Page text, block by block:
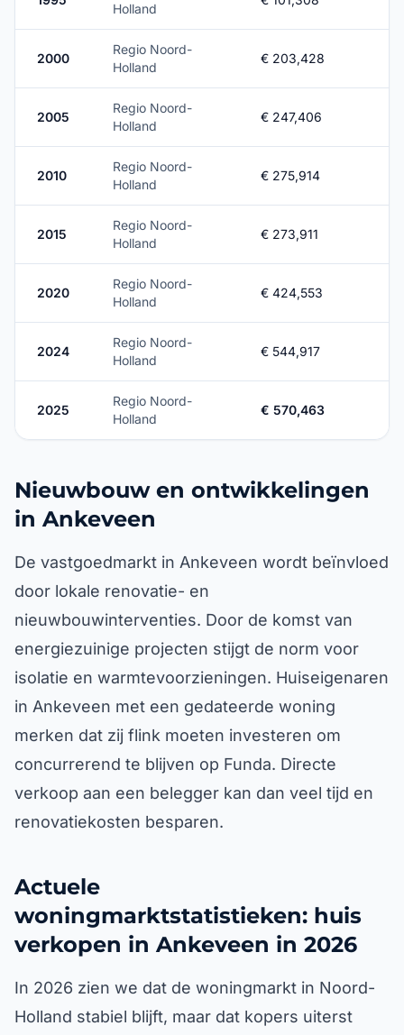
Holland
2000
Regio Noord-
Holland
€ 203,428
2005
Regio Noord-
Holland
€ 247,406
2010
Regio Noord-
Holland
€ 275,914
2015
Regio Noord-
Holland
€ 273,911
2020
Regio Noord-
Holland
€ 424,553
2024
Regio Noord-
Holland
€ 544,917
2025
Regio Noord-
Holland
€ 570,463
Nieuwbouw en ontwikkelingen
in Ankeveen
De vastgoedmarkt in Ankeveen wordt beïnvloed
door lokale renovatie- en
nieuwbouwinterventies. Door de komst van
energiezuinige projecten stijgt de norm voor
isolatie en warmtevoorzieningen. Huiseigenaren
in Ankeveen met een gedateerde woning
merken dat zij flink moeten investeren om
concurrerend te blijven op Funda. Directe
verkoop aan een belegger kan dan veel tijd en
renovatiekosten besparen.
Actuele
woningmarktstatistieken: huis
verkopen in Ankeveen in 2026
In 2026 zien we dat de woningmarkt in Noord-
Holland stabiel blijft, maar dat kopers uiterst